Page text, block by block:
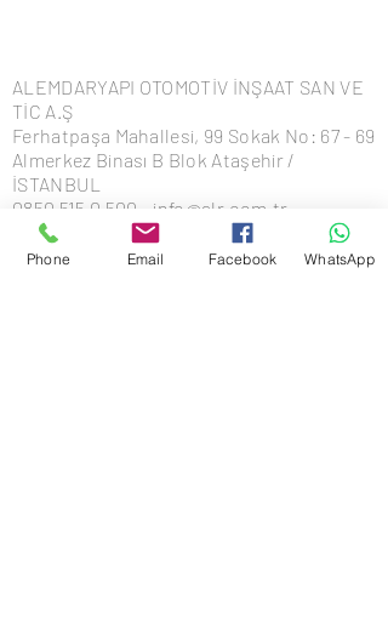
ALEMDARYAPI OTOMOTİV İNŞAAT SAN VE
TİC A.Ş
Ferhatpaşa Mahallesi, 99 Sokak No: 67 - 69
Almerkez Binası B Blok Ataşehir /
İSTANBUL
0850 515 0 500 - info@alr.com.tr
Phone Email Facebook WhatsApp